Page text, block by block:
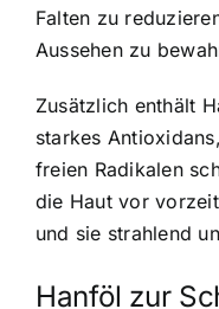
Falten zu
Aussehen zu
Zusätzlich enthält
starkes
freien Radikalen
die Haut vor
und sie strahlend
Hanföl zur